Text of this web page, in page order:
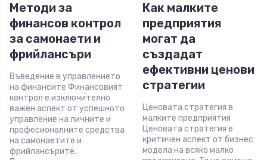
Методи за
финансов контрол
за самонаети и
фрийлансъри
Въведение в управлението
на финансите Финансовият
контрол е изключително
важен аспект от успешното
управление на личните и
професионалните средства
на самонаетите и
фрийлансърите.
Как малките
предприятия
могат да
създадат
ефективни ценови
стратегии
Ценовата стратегия в
малките предприятия
Ценовата стратегия е
критичен аспект от бизнес
модела на всяко малко